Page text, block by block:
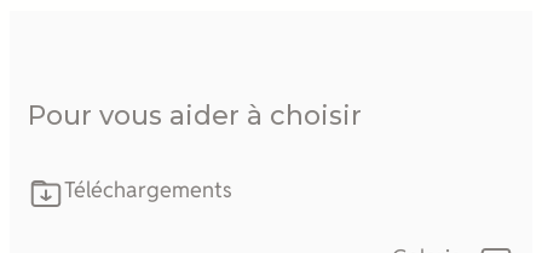
Pour vous aider à choisir
Téléchargements